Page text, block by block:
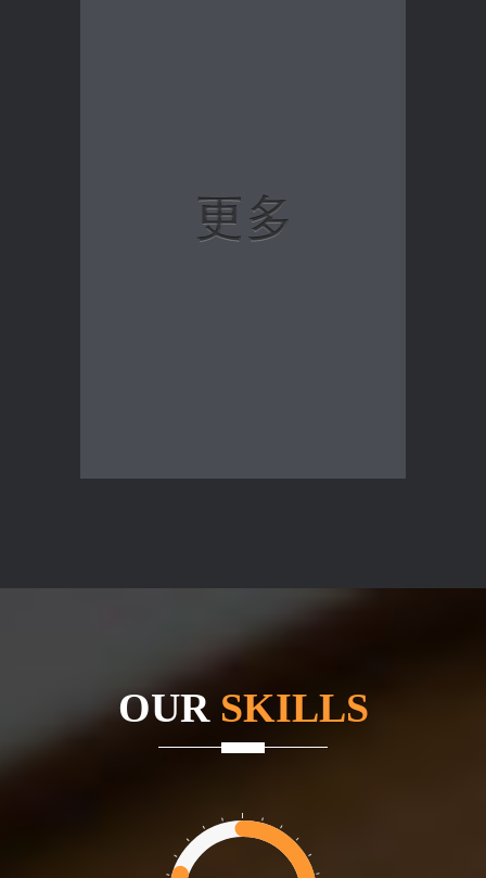
OUR SKILLS